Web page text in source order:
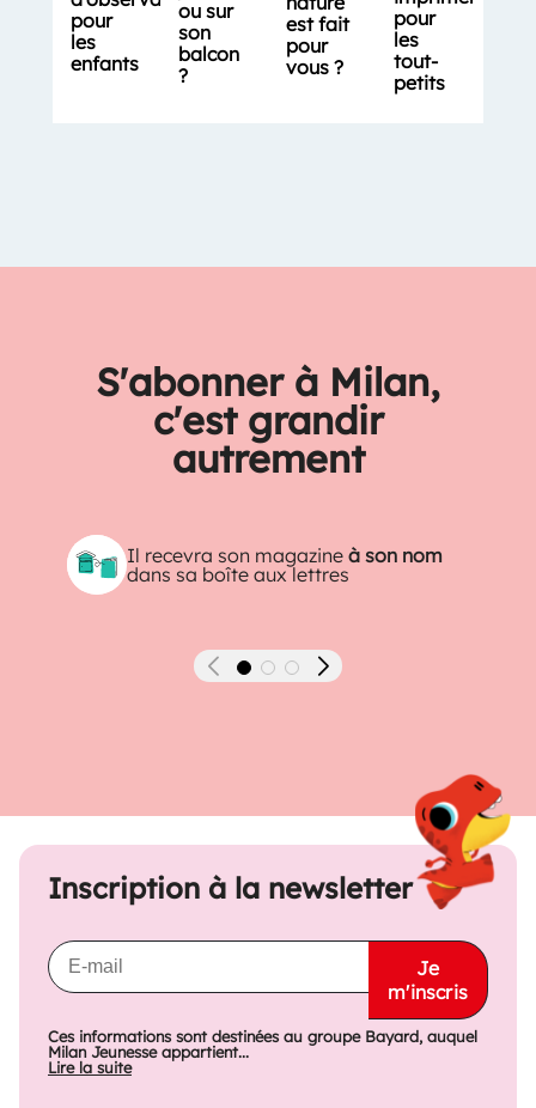
pour
les
enfants
ou sur
son
balcon
?
est fait
pour
vous ?
pour
les
tout-
petits
S'abonner à Milan,
c'est grandir
autrement
Il recevra son magazineà son nom
dans sa boîte aux lettres
Précédent Suivant
Inscription à la newsletter
Je
m'inscris
Ces informations sont destinées au groupe Bayard, auquel
Milan Jeunesse appartient...
Lire la suite